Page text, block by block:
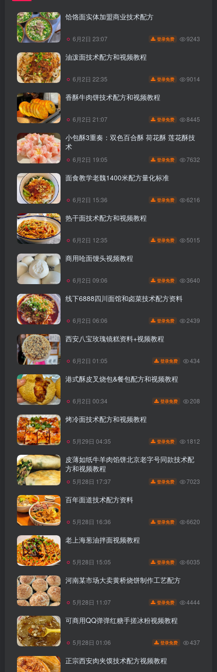
饸饹面实体加盟商业技术配方
6月2日 23:07 登录免费 9243
油泼面技术配方和视频教程
6月2日 22:35 登录免费 9014
香酥牛肉饼技术配方和视频教程
6月2日 21:07 登录免费 8445
小包酥3重奏：双色百合酥 荷花酥 莲花酥技
术
6月2日 19:05 登录免费 7632
面食教学老魏1400米配方量化标准
6月2日 15:36 登录免费 6216
热干面技术配方和视频教程
6月2日 12:35 登录免费 5015
商用呛面馒头视频教程
6月2日 09:06 登录免费 3640
线下6888四川面馆和卤菜技术配方资料
6月2日 06:06 登录免费 2439
西安八宝玫瑰镜糕资料+视频教程
6月2日 01:05 登录免费 434
港式酥皮叉烧包&餐包配方和视频教程
6月2日 00:34 登录免费 208
烤冷面技术配方和视频教程
5月29日 04:35 登录免费 1812
皮薄如纸牛羊肉馅饼北京老字号同款技术配
方和视频教程
5月28日 17:37 登录免费 7023
百年面道技术配方资料
5月28日 16:36 登录免费 6620
老上海葱油拌面视频教程
5月28日 15:05 登录免费 6035
河南某市场大卖黄桥烧饼制作工艺配方
5月28日 11:07 登录免费 4444
可商用QQ弹弹红糖手搓冰粉视频教程
5月28日 01:06 登录免费 437
正宗西安肉夹馍技术配方视频教程